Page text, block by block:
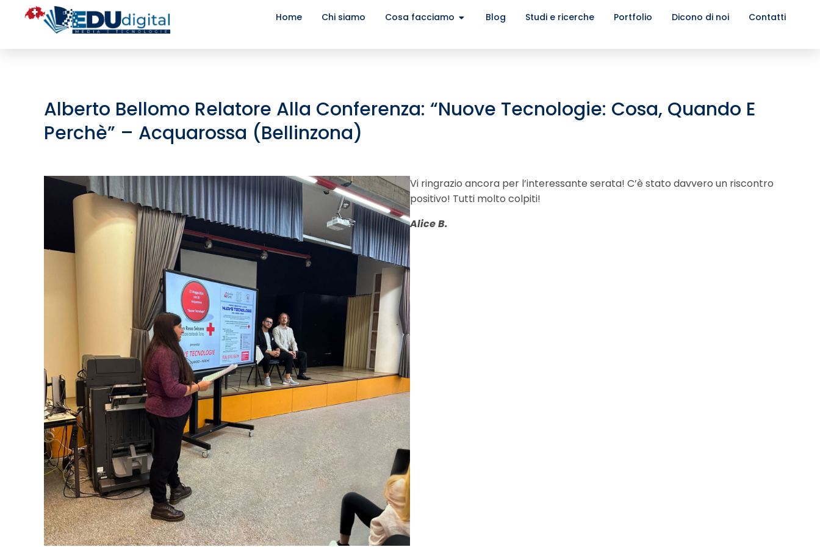
Home Chi siamo Cosa facciamo Blog Studi e ricerche Portfolio Dicono di noi Contatti
Alberto Bellomo Relatore Alla Conferenza: “Nuove Tecnologie: Cosa, Quando E
Perchè” – Acquarossa (Bellinzona)
Vi ringrazio ancora per l’interessante serata! C’è stato davvero un riscontro
positivo! Tutti molto colpiti!
Alice B.